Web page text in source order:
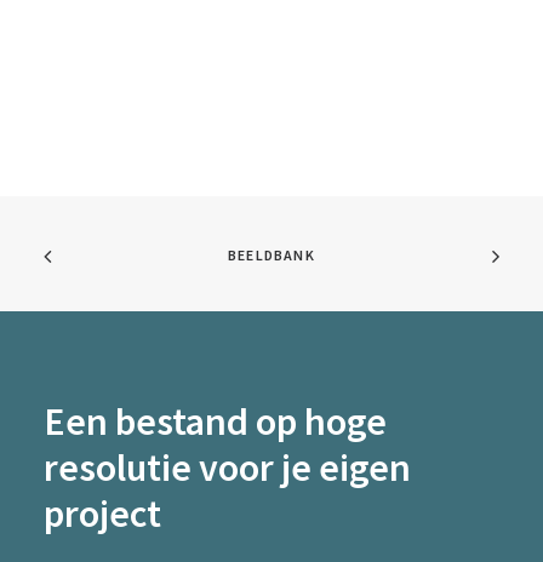
BEELDBANK
Een bestand op hoge
resolutie voor je eigen
project